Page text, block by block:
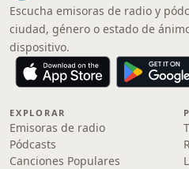
Escucha emisoras de radio y
ciudad, género o estado de
dispositivo.
EXPLORAR
Emisoras de radio
Pódcasts
Canciones Populares